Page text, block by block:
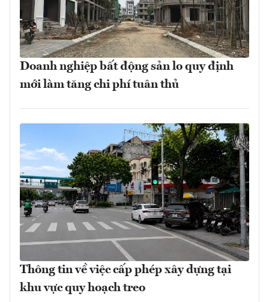
Doanh nghiệp bất động sản lo quy định
mới làm tăng chi phí tuân thủ
Thông tin về việc cấp phép xây dựng tại
khu vực quy hoạch treo